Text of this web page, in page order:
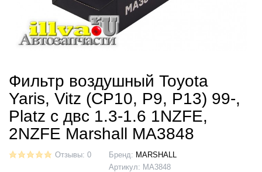
Фильтр воздушный Toyota
Yaris, Vitz (CP10, P9, P13) 99-,
Platz с двс 1.3-1.6 1NZFE,
2NZFE Marshall MA3848
Отзывы: 0 Бренд: MARSHALL
Артикул: MA3848